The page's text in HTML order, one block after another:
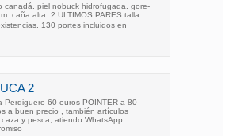
canadá. piel nobuck hidrofugada. gore-
caña alta. 2 ULTIMOS PARES talla
130 portes incluidos en
2
Perdiguero 60 euros POINTER a 80
a buen precio , también artículos
y pesca, atiendo WhatsApp